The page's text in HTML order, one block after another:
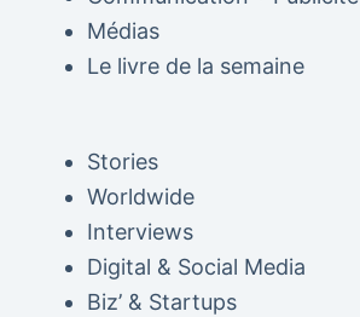
Médias
Le livre de la semaine
Stories
Worldwide
Interviews
Digital & Social Media
Biz’ & Startups